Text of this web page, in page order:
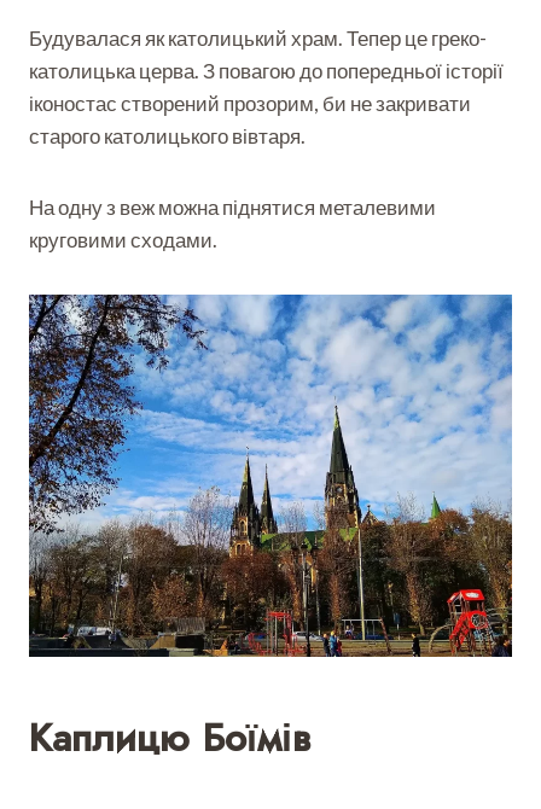
Будувалася як католицький храм. Тепер це греко-
католицька церва. З повагою до попередньої історії
іконостас створений прозорим, би не закривати
старого католицького вівтаря.
На одну з веж можна піднятися металевими
круговими сходами.
Каплицю Боїмів